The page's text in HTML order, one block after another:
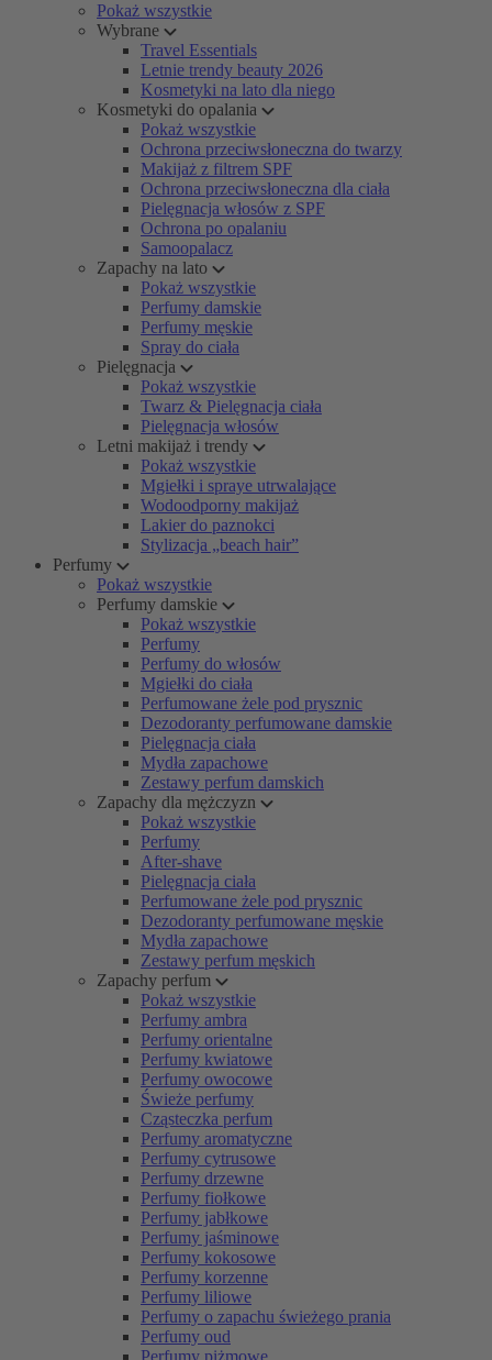
Pokaż wszystkie
Wybrane
Travel Essentials
Letnie trendy beauty 2026
Kosmetyki na lato dla niego
Kosmetyki do opalania
Pokaż wszystkie
Ochrona przeciwsłoneczna do twarzy
Makijaż z filtrem SPF
Ochrona przeciwsłoneczna dla ciała
Pielęgnacja włosów z SPF
Ochrona po opalaniu
Samoopalacz
Zapachy na lato
Pokaż wszystkie
Perfumy damskie
Perfumy męskie
Spray do ciała
Pielęgnacja
Pokaż wszystkie
Twarz & Pielęgnacja ciała
Pielęgnacja włosów
Letni makijaż i trendy
Pokaż wszystkie
Mgiełki i spraye utrwalające
Wodoodporny makijaż
Lakier do paznokci
Stylizacja „beach hair”
Perfumy
Pokaż wszystkie
Perfumy damskie
Pokaż wszystkie
Perfumy
Perfumy do włosów
Mgiełki do ciała
Perfumowane żele pod prysznic
Dezodoranty perfumowane damskie
Pielęgnacja ciała
Mydła zapachowe
Zestawy perfum damskich
Zapachy dla mężczyzn
Pokaż wszystkie
Perfumy
After-shave
Pielęgnacja ciała
Perfumowane żele pod prysznic
Dezodoranty perfumowane męskie
Mydła zapachowe
Zestawy perfum męskich
Zapachy perfum
Pokaż wszystkie
Perfumy ambra
Perfumy orientalne
Perfumy kwiatowe
Perfumy owocowe
Świeże perfumy
Cząsteczka perfum
Perfumy aromatyczne
Perfumy cytrusowe
Perfumy drzewne
Perfumy fiołkowe
Perfumy jabłkowe
Perfumy jaśminowe
Perfumy kokosowe
Perfumy korzenne
Perfumy liliowe
Perfumy o zapachu świeżego prania
Perfumy oud
Perfumy piżmowe